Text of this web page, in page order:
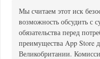
Мы считаем этот иск
возможность обсудить с
обязательства перед
преимущества App Store
Великобритании.